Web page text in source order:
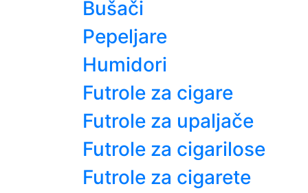
Bušači
Pepeljare
Humidori
Futrole za cigare
Futrole za upaljače
Futrole za cigarilose
Futrole za cigarete